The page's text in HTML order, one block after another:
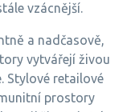
vzácnější.
a nadčasově,
vytvářejí živou
Stylové retailové
prostory